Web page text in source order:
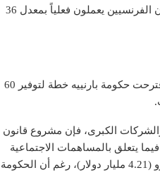
الصحية. وبينما تشتهر فرنسا بقانون العمل الذي يحدد أسبوع العمل بـ35 ساعة، فإن الفرنسيين يعملون فعلياً بمعدل 36
بعد أن تجاوزت النفقات العامة التوقعات هذا العام، مع تراجع الإيرادات الضريبية، اقترحت حكومة بارنييه خطة لتوفير 60
الكبرى، فإن مشروع قانون
يتعلق بالمساهمات الاجتماعية
للعاملين ذوي الدخل المنخفض. وكان الهدف من هذه التعديلات جمع 4 مليارات يورو (4.21 مليار دولار)، رغم أن الحكومة